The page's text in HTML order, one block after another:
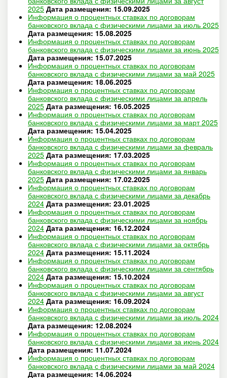
2025 Дата размещения: 15.09.2025
Информация о процентных ставках по договорам
банковского вклада с физическими лицами за июль 2025
Дата размещения: 15.08.2025
Информация о процентных ставках по договорам
банковского вклада с физическими лицами за июнь 2025
Дата размещения: 15.07.2025
Информация о процентных ставках по договорам
банковского вклада с физическими лицами за май 2025
Дата размещения: 18.06.2025
Информация о процентных ставках по договорам
банковского вклада с физическими лицами за апрель
2025 Дата размещения: 16.05.2025
Информация о процентных ставках по договорам
банковского вклада с физическими лицами за март 2025
Дата размещения: 15.04.2025
Информация о процентных ставках по договорам
банковского вклада с физическими лицами за февраль
2025 Дата размещения: 17.03.2025
Информация о процентных ставках по договорам
банковского вклада с физическими лицами за январь
2025 Дата размещения: 17.02.2025
Информация о процентных ставках по договорам
банковского вклада с физическими лицами за декабрь
2024 Дата размещения: 23.01.2025
Информация о процентных ставках по договорам
банковского вклада с физическими лицами за ноябрь
2024 Дата размещения: 16.12.2024
Информация о процентных ставках по договорам
банковского вклада с физическими лицами за октябрь
2024 Дата размещения: 15.11.2024
Информация о процентных ставках по договорам
банковского вклада с физическими лицами за сентябрь
2024 Дата размещения: 15.10.2024
Информация о процентных ставках по договорам
банковского вклада с физическими лицами за август
2024 Дата размещения: 16.09.2024
Информация о процентных ставках по договорам
банковского вклада с физическими лицами за июль 2024
Дата размещения: 12.08.2024
Информация о процентных ставках по договорам
банковского вклада с физическими лицами за июнь 2024
Дата размещения: 11.07.2024
Информация о процентных ставках по договорам
банковского вклада с физическими лицами за май 2024
Дата размещения: 14.06.2024